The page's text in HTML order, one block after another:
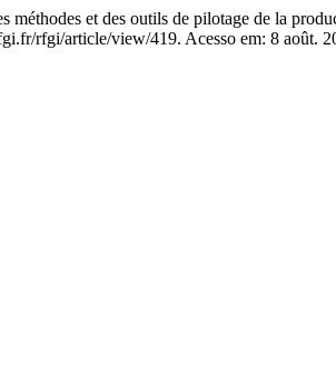
et des outils de pilotage de la
rfgi/article/view/419. Acesso em: 8 août.